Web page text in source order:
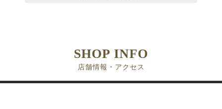
SHOP INFO
店舗情報・アクセス